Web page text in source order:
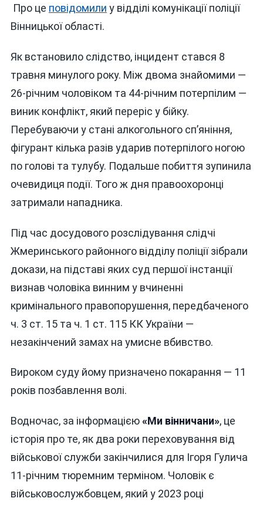
Суд
Жорсткий
Чоловіку
З
Про це повідомили у відділі комунікації поліції
Вінницької області.
Як встановило слідство, інцидент стався 8
травня минулого року. Між двома знайомими —
26-річним чоловіком та 44-річним потерпілим —
виник конфлікт, який переріс у бійку.
Перебуваючи у стані алкогольного сп’яніння,
фігурант кілька разів ударив потерпілого ногою
по голові та тулубу. Подальше побиття зупинила
очевидиця події. Того ж дня правоохоронці
затримали нападника.
Під час досудового розслідування слідчі
Жмеринського районного відділу поліції зібрали
докази, на підставі яких суд першої інстанції
визнав чоловіка винним у вчиненні
кримінального правопорушення, передбаченого
ч. 3 ст. 15 та ч. 1 ст. 115 КК України —
незакінчений замах на умисне вбивство.
Вироком суду йому призначено покарання — 11
років позбавлення волі.
Водночас, за інформацією«Ми вінничани», це
історія про те, як два роки переховування від
військової служби закінчилися для Ігоря Гулича
11-річним тюремним терміном. Чоловік є
військовослужбовцем, який у 2023 році